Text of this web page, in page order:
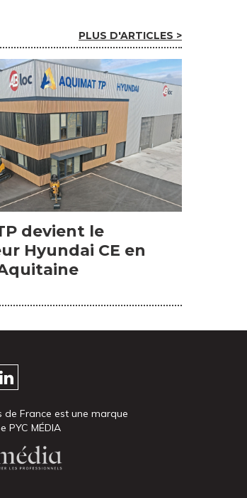
PLUS D'ARTICLES >
devient le
Hyundai CE en
de France est une marque
PYC MÉDIA